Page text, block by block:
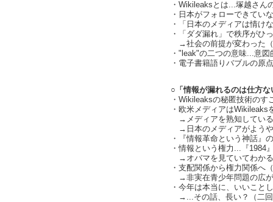
・Wikileaksとは...塚越さん
・日本がフォローできてい
・「日本のメディアは情け
・「ダダ漏れ」で秩序がひ
→社会の前提が変わった
・"leak"の二つの意味...意
・電子書籍語りバブルの原
○「情報が漏れるのは仕方
・Wikileaksの秘匿技術のす
・欧米メディアはWikileaks
→メディアを熟知してい
→日本のメディアがよう
・『情報革命という神話』
・情報という権力...『1984
→オバマを見ていてわか
・支配関係から権力関係へ
→非実在青少年問題の広
・今年は本当に、いいこと
→...その話、長い？（二回